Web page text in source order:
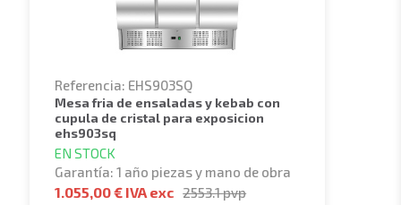
Referencia: EHS903SQ
mesa fria de ensaladas y kebab con
cupula de cristal para exposicion
ehs903sq
EN STOCK
Garantía: 1 año piezas y mano de obra
1.055,00 € IVA exc 2553.1pvp